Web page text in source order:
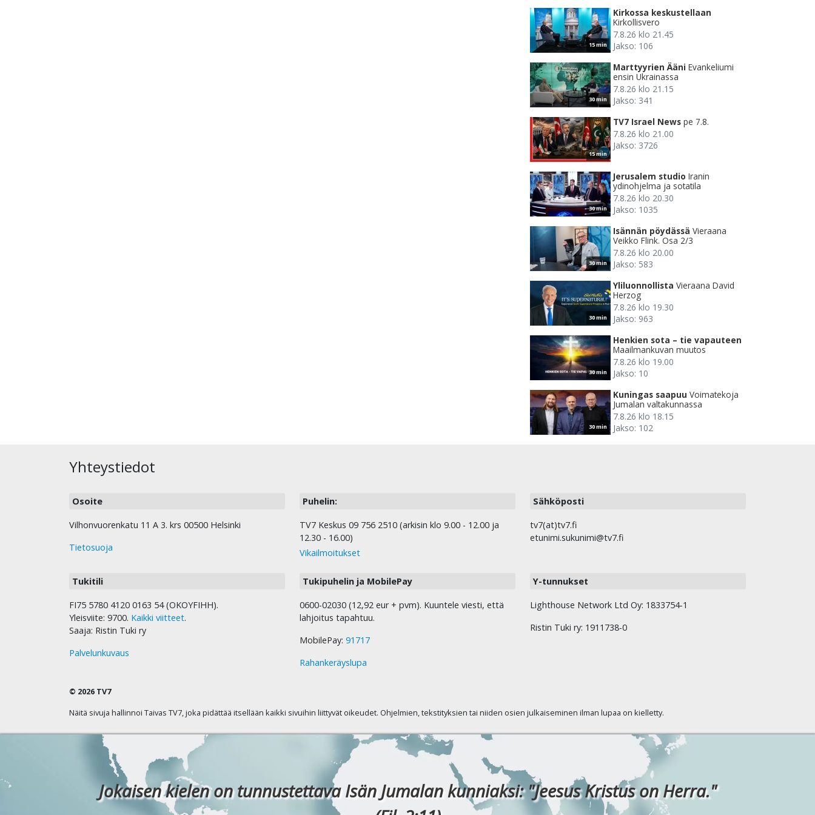
15 min
Kirkossa keskustellaan
Kirkollisvero
7.8.26 klo 21.45
Jakso: 106
30 min
Marttyyrien Ääni Evankeliumi
ensin Ukrainassa
7.8.26 klo 21.15
Jakso: 341
15 min
TV7 Israel News pe 7.8.
7.8.26 klo 21.00
Jakso: 3726
30 min
Jerusalem studio Iranin
ydinohjelma ja sotatila
7.8.26 klo 20.30
Jakso: 1035
30 min
Isännän pöydässä Vieraana
Veikko Flink. Osa 2/3
7.8.26 klo 20.00
Jakso: 583
30 min
Yliluonnollista Vieraana David
Herzog
7.8.26 klo 19.30
Jakso: 963
30 min
Henkien sota – tie vapauteen
Maailmankuvan muutos
7.8.26 klo 19.00
Jakso: 10
30 min
Kuningas saapuu Voimatekoja
Jumalan valtakunnassa
7.8.26 klo 18.15
Jakso: 102
Yhteystiedot
Osoite
Vilhonvuorenkatu 11 A 3. krs 00500 Helsinki
Tietosuoja
Puhelin:
TV7 Keskus 09 756 2510 (arkisin klo 9.00 - 12.00 ja
12.30 - 16.00)
Vikailmoitukset
Sähköposti
tv7(at)tv7.fi
etunimi.sukunimi@tv7.fi
Tukitili
FI75 5780 4120 0163 54 (OKOYFIHH).
Yleisviite: 9700. Kaikki viitteet.
Saaja: Ristin Tuki ry
Palvelunkuvaus
Tukipuhelin ja MobilePay
0600-02030 (12,92 eur + pvm). Kuuntele viesti, että
lahjoitus tapahtuu.
MobilePay: 91717
Rahankeräyslupa
Y-tunnukset
Lighthouse Network Ltd Oy: 1833754-1
Ristin Tuki ry: 1911738-0
© 2026 TV7
Näitä sivuja hallinnoi Taivas TV7, joka pidättää itsellään kaikki sivuihin liittyvät oikeudet. Ohjelmien, tekstityksien tai niiden osien julkaiseminen ilman lupaa on kielletty.
Jokaisen kielen on tunnustettava Isän Jumalan kunniaksi: "Jeesus Kristus on Herra."